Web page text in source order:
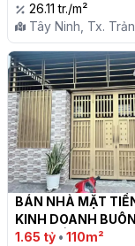
26.11 tr./m²
Tây Ninh, Tx.
P. An Tịnh
BÁN NHÀ MẶT
KINH DOANH
CHỢ ĐIỀU LONG
1.65 tỷ • 110m²